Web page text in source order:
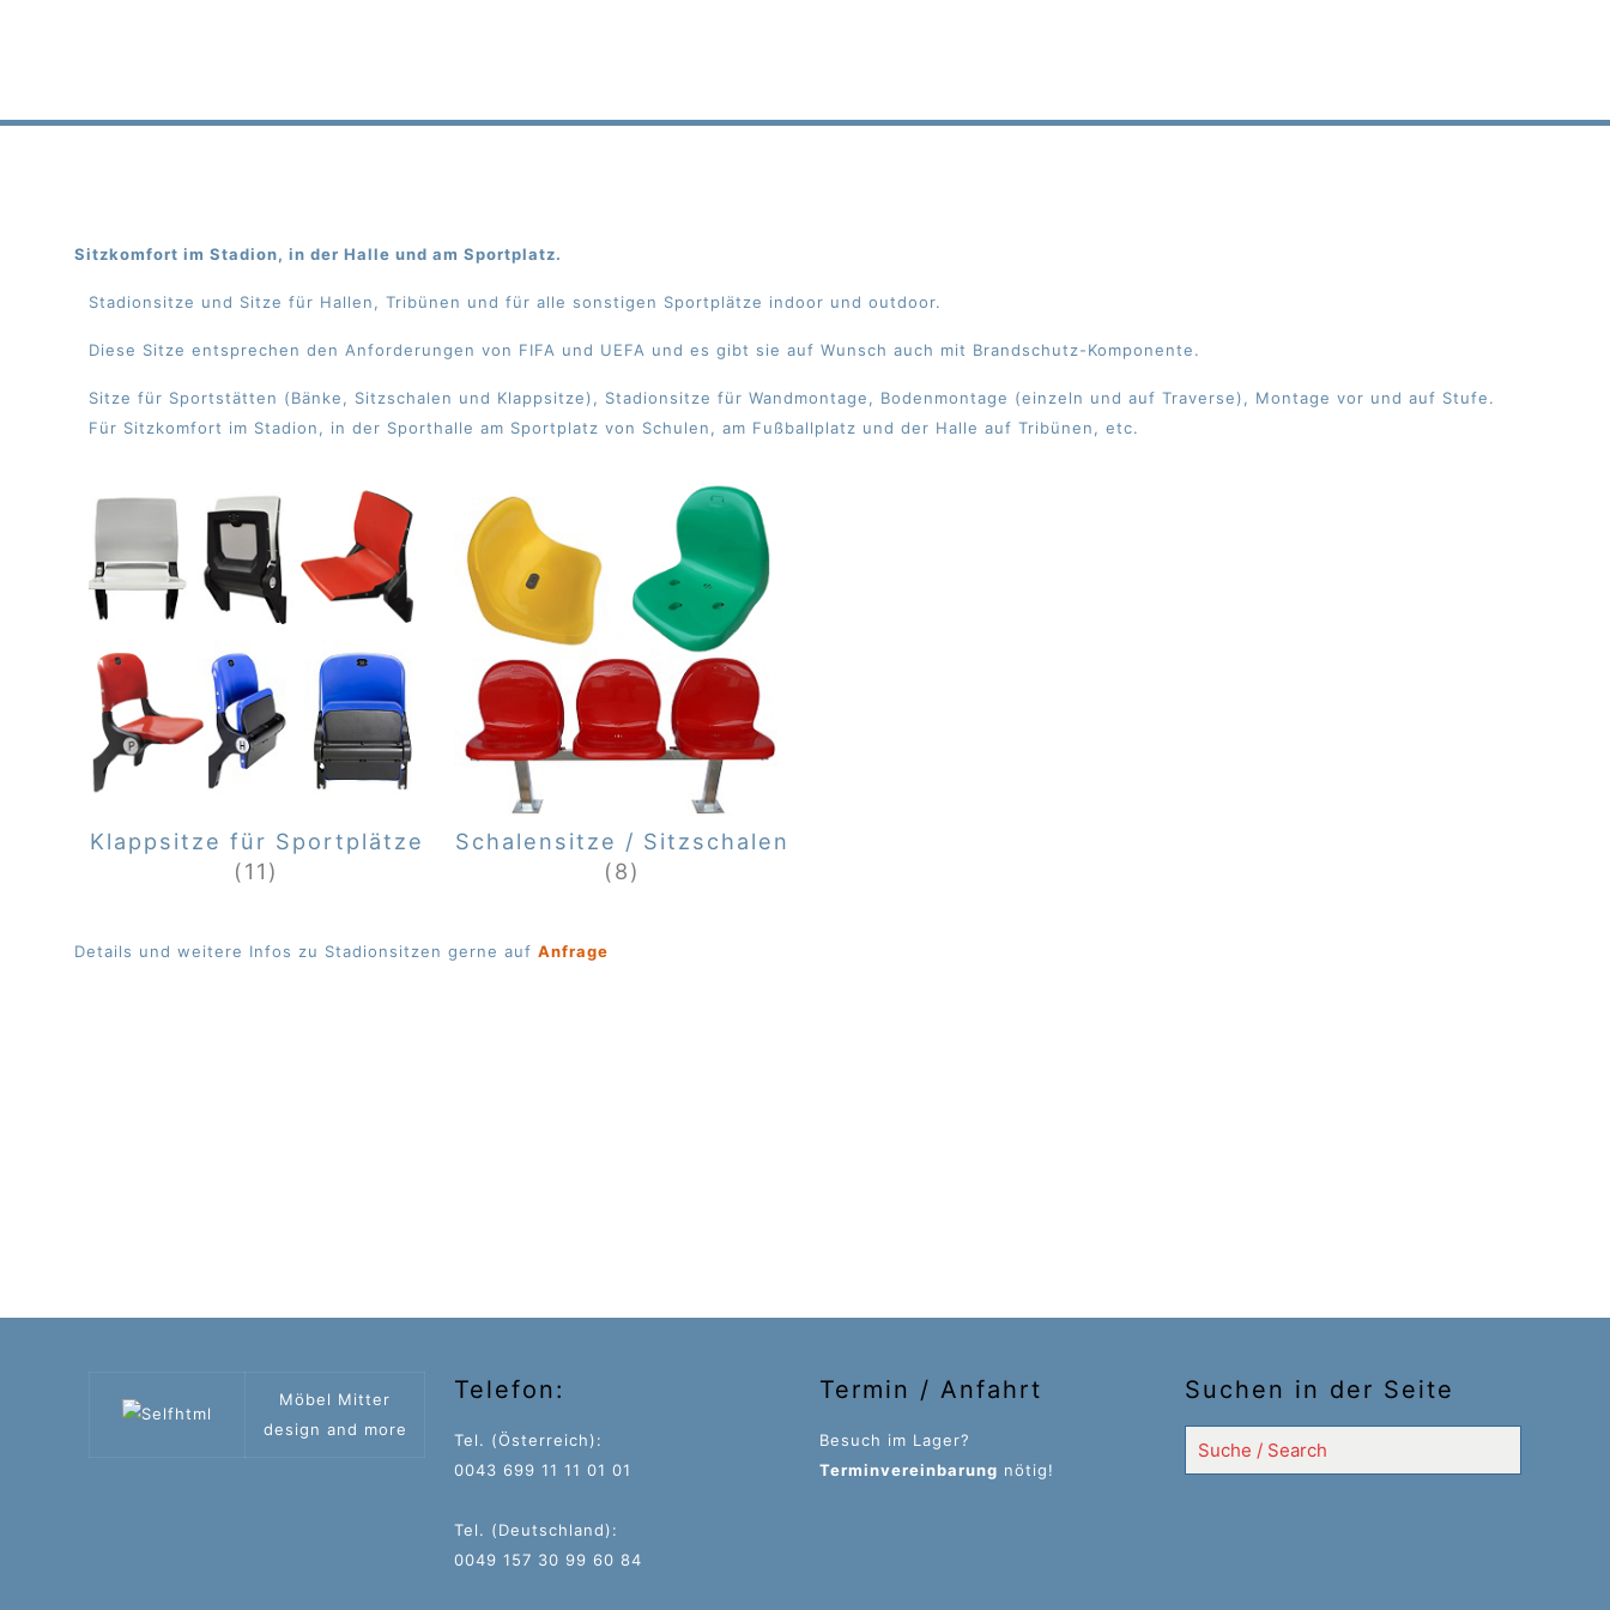
Sitzkomfort im Stadion, in der Halle und am Sportplatz.
Stadionsitze und Sitze für Hallen, Tribünen und für alle sonstigen Sportplätze indoor und outdoor.
Diese Sitze entsprechen den Anforderungen von FIFA und UEFA und es gibt sie auf Wunsch auch mit Brandschutz-Komponente.
Sitze für Sportstätten (Bänke, Sitzschalen und Klappsitze), Stadionsitze für Wandmontage, Bodenmontage (einzeln und auf Traverse), Montage vor und auf Stufe.
Für Sitzkomfort im Stadion, in der Sporthalle am Sportplatz von Schulen, am Fußballplatz und der Halle auf Tribünen, etc.
Klappsitze für Sportplätze
(11)
Schalensitze / Sitzschalen
(8)
Details und weitere Infos zu Stadionsitzen gerne auf Anfrage
Möbel Mitter
design and more
Telefon:
Tel. (Österreich):
0043 699 11 11 01 01
Tel. (Deutschland):
0049 157 30 99 60 84
Termin / Anfahrt
Besuch im Lager?
Terminvereinbarung nötig!
Suchen in der Seite